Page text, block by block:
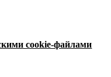
cookie-файлами